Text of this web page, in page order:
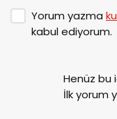
Yorum yazma
kabul ediyorum.
Henüz bu
İlk yorum